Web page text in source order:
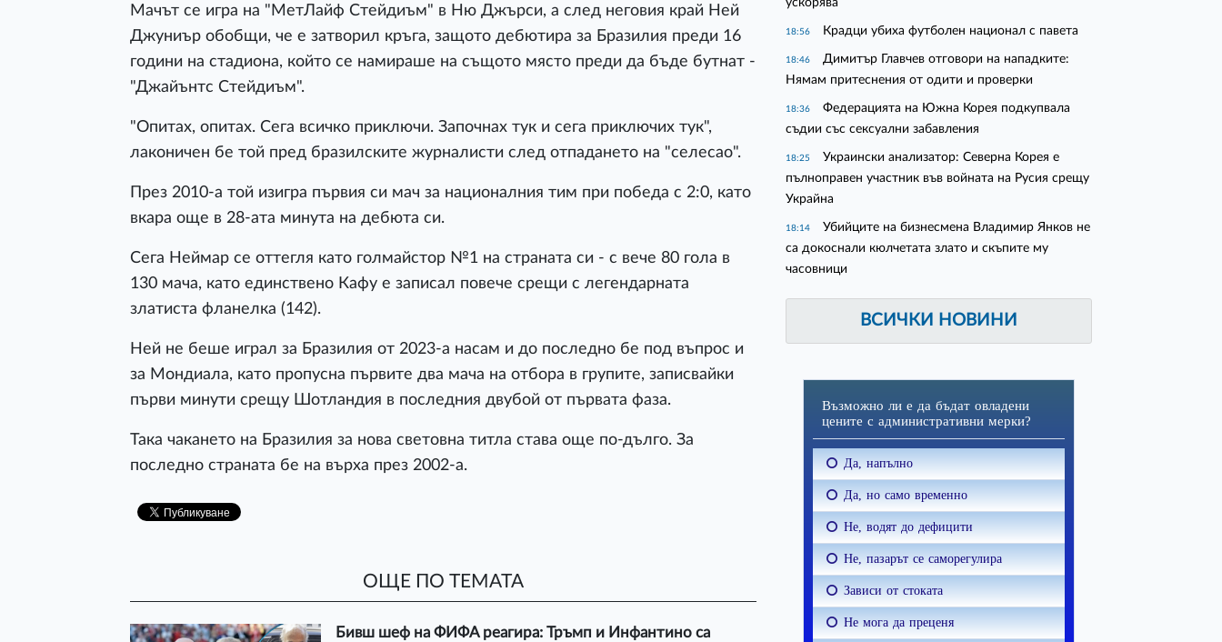
Мачът се игра на "МетЛайф Стейдиъм" в Ню Джърси, а след неговия край Ней
Джуниър обобщи, че е затворил кръга, защото дебютира за Бразилия преди 16
години на стадиона, който се намираше на същото място преди да бъде бутнат -
"Джайънтс Стейдиъм".
"Опитах, опитах. Сега всичко приключи. Започнах тук и сега приключих тук",
лаконичен бе той пред бразилските журналисти след отпадането на "селесао".
През 2010-а той изигра първия си мач за националния тим при победа с 2:0, като
вкара още в 28-ата минута на дебюта си.
Сега Неймар се оттегля като голмайстор №1 на страната си - с вече 80 гола в
130 мача, като единствено Кафу е записал повече срещи с легендарната
златиста фланелка (142).
Ней не беше играл за Бразилия от 2023-а насам и до последно бе под въпрос и
за Мондиала, като пропусна първите два мача на отбора в групите, записвайки
първи минути срещу Шотландия в последния двубой от първата фаза.
Така чакането на Бразилия за нова световна титла става още по-дълго. За
последно страната бе на върха през 2002-а.
ОЩЕ ПО ТЕМАТА
Бивш шеф на ФИФА реагира: Тръмп и Инфантино са
18:56 Крадци убиха футболен национал с павета
18:46
Димитър Главчев отговори на нападките:
Нямам притеснения от одити и проверки
18:36
Федерацията на Южна Корея подкупвала
съдии със сексуални забавления
18:25
Украински анализатор: Северна Корея е
пълноправен участник във войната на Русия срещу
Украйна
18:14
Убийците на бизнесмена Владимир Янков не
са докоснали кюлчетата злато и скъпите му
часовници
ВСИЧКИ НОВИНИ